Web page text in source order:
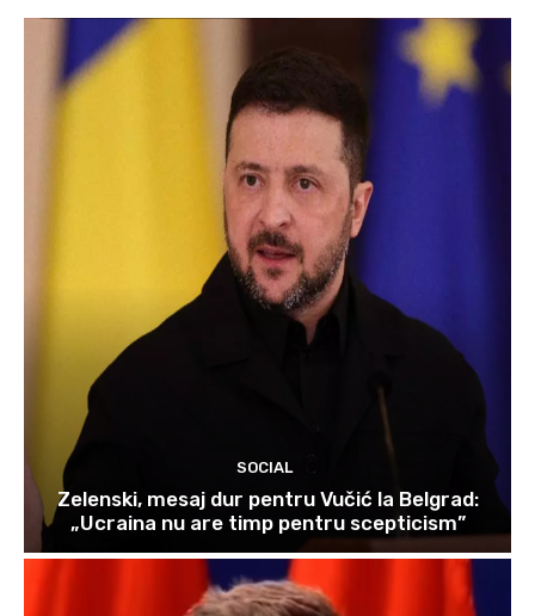
SOCIAL
Zelenski, mesaj dur pentru Vučić la Belgrad:
„Ucraina nu are timp pentru scepticism”